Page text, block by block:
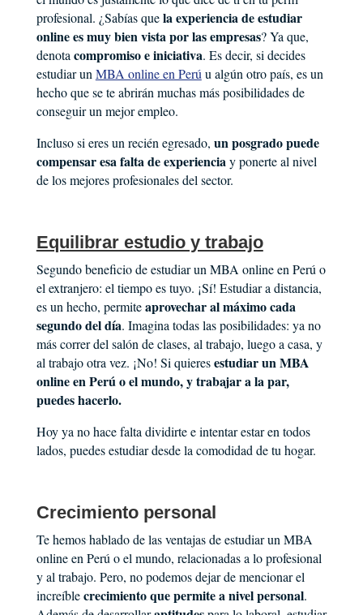
profesional. ¿Sabías quela experiencia de estudiar
online es muy bien vista por las empresas? Ya que,
denotacompromiso e iniciativa. Es decir, si decides
estudiar unMBA online en Perúu algún otro país, es un
hecho que se te abrirán muchas más posibilidades de
conseguir un mejor empleo.
Incluso si eres un recién egresado, un posgrado puede
compensar esa falta de experienciay ponerte al nivel
de los mejores profesionales del sector.
Equilibrar estudio y trabajo
Segundo beneficio de estudiar un MBA online en Perú o
el extranjero: el tiempo es tuyo. ¡Sí! Estudiar a distancia,
es un hecho, permiteaprovechar al máximo cada
segundo del día. Imagina todas las posibilidades: ya no
más correr del salón de clases, al trabajo, luego a casa, y
al trabajo otra vez. ¡No! Si quieresestudiar un MBA
online en Perú o el mundo, y trabajar a la par,
puedes hacerlo.
Hoy ya no hace falta dividirte e intentar estar en todos
lados, puedes estudiar desde la comodidad de tu hogar.
Crecimiento personal
Te hemos hablado de las ventajas de estudiar un MBA
online en Perú o el mundo, relacionadas a lo profesional
y al trabajo. Pero, no podemos dejar de mencionar el
increíblecrecimiento que permite a nivel personal.